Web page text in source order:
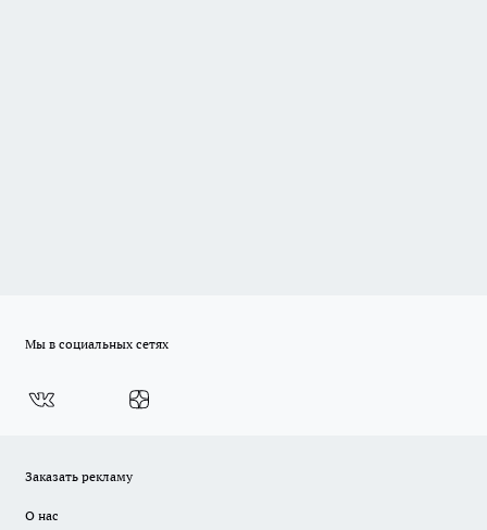
Мы в социальных сетях
Заказать рекламу
О нас